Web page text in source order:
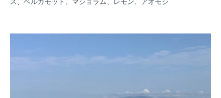
ス、ベルガモット、マジョラム、レモン、アオモジ